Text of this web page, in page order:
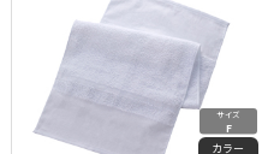
サイズ
F
カラー